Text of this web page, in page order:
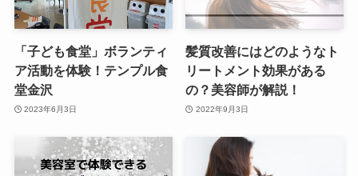
「子ども食堂」ボランティ
ア活動を体験！テンプル食
堂金沢
2023年6月3日
髪質改善にはどのようなト
リートメント効果がある
の？美容師が解説！
2022年9月3日